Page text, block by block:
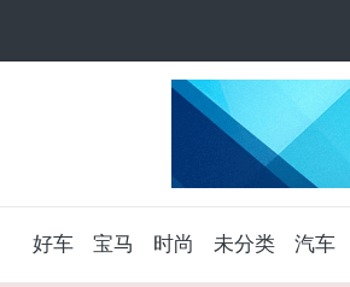
好车 宝马 时尚 未分类 汽车